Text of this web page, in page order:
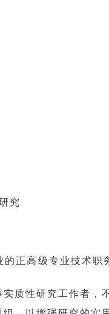
究
正高级专业技术职
质性研究工作者，